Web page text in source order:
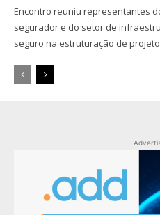
Encontro reuniu representantes
segurador e do setor de